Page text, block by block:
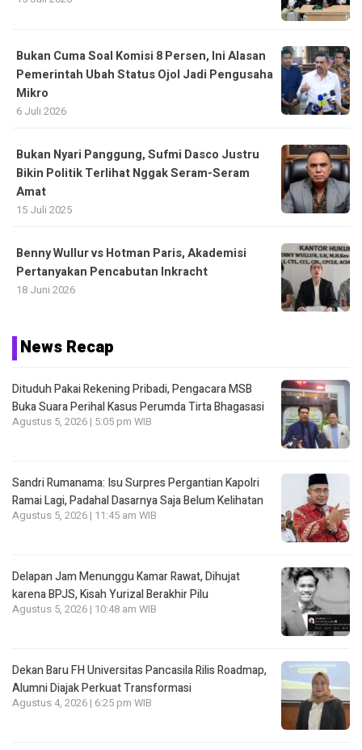
Bukan Cuma Soal Komisi 8 Persen, Ini Alasan
Pemerintah Ubah Status Ojol Jadi Pengusaha
Mikro
6 Juli 2026
Bukan Nyari Panggung, Sufmi Dasco Justru
Bikin Politik Terlihat Nggak Seram-Seram
Amat
15 Juli 2025
Benny Wullur vs Hotman Paris, Akademisi
Pertanyakan Pencabutan Inkracht
18 Juni 2026
News Recap
Dituduh Pakai Rekening Pribadi, Pengacara MSB
Buka Suara Perihal Kasus Perumda Tirta Bhagasasi
Agustus 5, 2026 | 5:05 pm WIB
Sandri Rumanama: Isu Surpres Pergantian Kapolri
Ramai Lagi, Padahal Dasarnya Saja Belum Kelihatan
Agustus 5, 2026 | 11:45 am WIB
Delapan Jam Menunggu Kamar Rawat, Dihujat
karena BPJS, Kisah Yurizal Berakhir Pilu
Agustus 5, 2026 | 10:48 am WIB
Dekan Baru FH Universitas Pancasila Rilis Roadmap,
Alumni Diajak Perkuat Transformasi
Agustus 4, 2026 | 6:25 pm WIB